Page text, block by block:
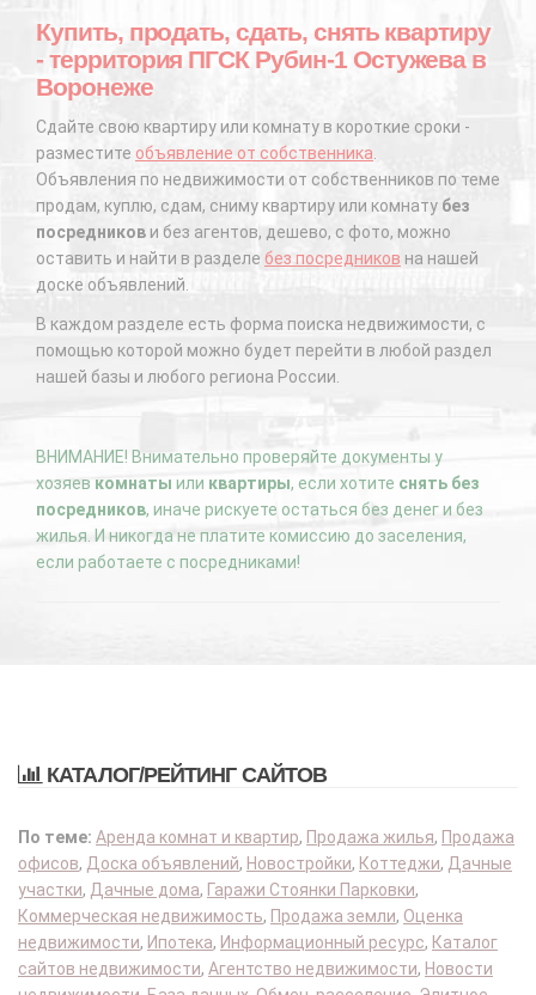
Купить, продать, сдать, снять квартиру
- территория ПГСК Рубин-1 Остужева в
Воронеже
Сдайте свою квартиру или комнату в короткие сроки -
разместите объявление от собственника.
Объявления по недвижимости от собственников по теме
продам, куплю, сдам, сниму квартиру или комнату без
посредников и без агентов, дешево, с фото, можно
оставить и найти в разделе без посредников на нашей
доске объявлений.
В каждом разделе есть форма поиска недвижимости, с
помощью которой можно будет перейти в любой раздел
нашей базы и любого региона России.
ВНИМАНИЕ! Внимательно проверяйте документы у
хозяев комнаты или квартиры, если хотите снять без
посредников, иначе рискуете остаться без денег и без
жилья. И никогда не платите комиссию до заселения,
если работаете с посредниками!
КАТАЛОГ/РЕЙТИНГ САЙТОВ
По теме: Аренда комнат и квартир, Продажа жилья, Продажа
офисов, Доска объявлений, Новостройки, Коттеджи, Дачные
участки, Дачные дома, Гаражи Стоянки Парковки,
Коммерческая недвижимость, Продажа земли, Оценка
недвижимости, Ипотека, Информационный ресурс, Каталог
сайтов недвижимости, Агентство недвижимости, Новости